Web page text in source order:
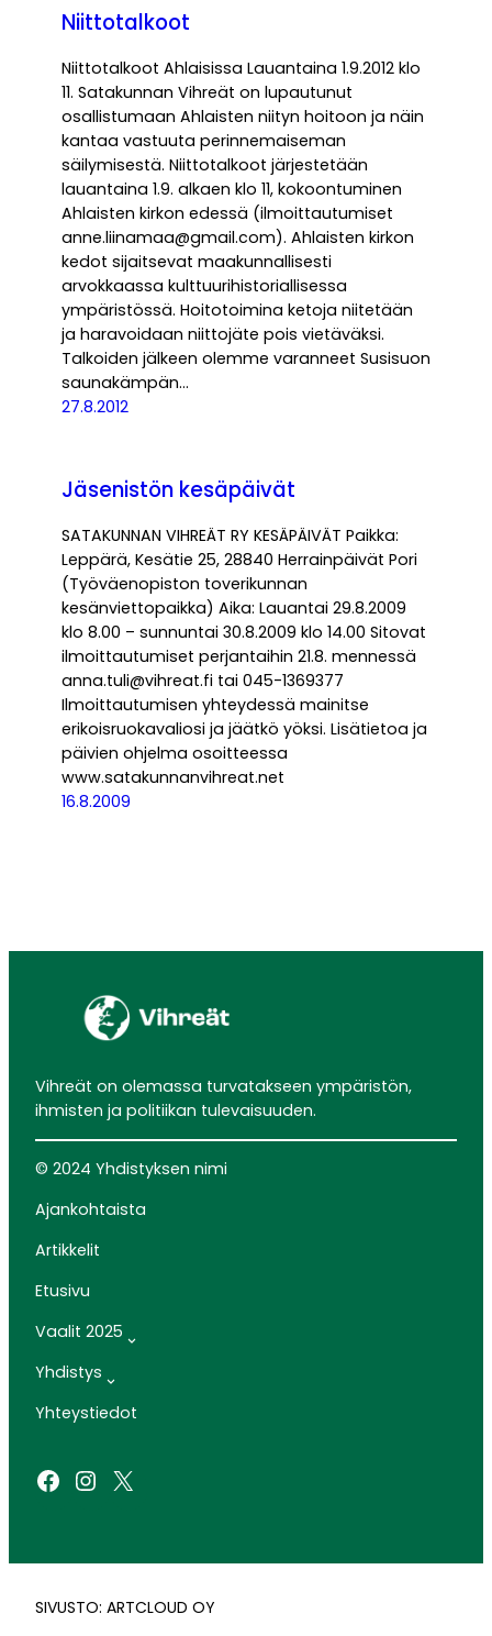
Niittotalkoot
Niittotalkoot Ahlaisissa Lauantaina 1.9.2012 klo
11. Satakunnan Vihreät on lupautunut
osallistumaan Ahlaisten niityn hoitoon ja näin
kantaa vastuuta perinnemaiseman
säilymisestä. Niittotalkoot järjestetään
lauantaina 1.9. alkaen klo 11, kokoontuminen
Ahlaisten kirkon edessä (ilmoittautumiset
anne.liinamaa@gmail.com). Ahlaisten kirkon
kedot sijaitsevat maakunnallisesti
arvokkaassa kulttuurihistoriallisessa
ympäristössä. Hoitotoimina ketoja niitetään
ja haravoidaan niittojäte pois vietäväksi.
Talkoiden jälkeen olemme varanneet Susisuon
saunakämpän…
27.8.2012
Jäsenistön kesäpäivät
SATAKUNNAN VIHREÄT RY KESÄPÄIVÄT Paikka:
Leppärä, Kesätie 25, 28840 Herrainpäivät Pori
(Työväenopiston toverikunnan
kesänviettopaikka) Aika: Lauantai 29.8.2009
klo 8.00 – sunnuntai 30.8.2009 klo 14.00 Sitovat
ilmoittautumiset perjantaihin 21.8. mennessä
anna.tuli@vihreat.fi tai 045-1369377
Ilmoittautumisen yhteydessä mainitse
erikoisruokavaliosi ja jäätkö yöksi. Lisätietoa ja
päivien ohjelma osoitteessa
www.satakunnanvihreat.net
16.8.2009
Vihreät on olemassa turvatakseen ympäristön,
ihmisten ja politiikan tulevaisuuden.
© 2024 Yhdistyksen nimi
Ajankohtaista
Artikkelit
Etusivu
Vaalit 2025
Yhdistys
Yhteystiedot
Facebook Instagram X
SIVUSTO: ARTCLOUD OY